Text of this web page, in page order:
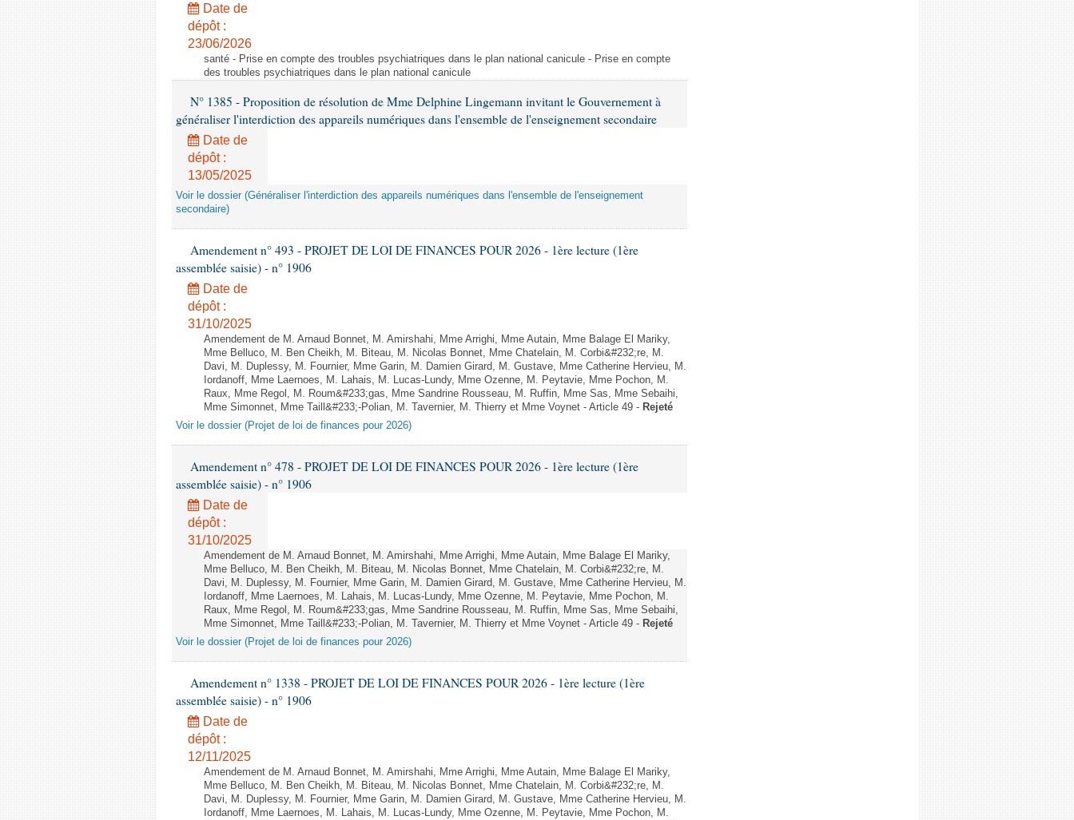
Date de
dépôt :
23/06/2026
santé - Prise en compte des troubles psychiatriques dans le plan national canicule - Prise en compte
des troubles psychiatriques dans le plan national canicule
N° 1385 - Proposition de résolution de Mme Delphine Lingemann invitant le Gouvernement à
généraliser l'interdiction des appareils numériques dans l'ensemble de l'enseignement secondaire
Date de
dépôt :
13/05/2025
Voir le dossier (Généraliser l'interdiction des appareils numériques dans l'ensemble de l'enseignement
secondaire)
Amendement n° 493 - PROJET DE LOI DE FINANCES POUR 2026 - 1ère lecture (1ère
assemblée saisie) - n° 1906
Date de
dépôt :
31/10/2025
Amendement de M. Arnaud Bonnet, M. Amirshahi, Mme Arrighi, Mme Autain, Mme Balage El Mariky,
Mme Belluco, M. Ben Cheikh, M. Biteau, M. Nicolas Bonnet, Mme Chatelain, M. Corbi&#232;re, M.
Davi, M. Duplessy, M. Fournier, Mme Garin, M. Damien Girard, M. Gustave, Mme Catherine Hervieu, M.
Iordanoff, Mme Laernoes, M. Lahais, M. Lucas-Lundy, Mme Ozenne, M. Peytavie, Mme Pochon, M.
Raux, Mme Regol, M. Roum&#233;gas, Mme Sandrine Rousseau, M. Ruffin, Mme Sas, Mme Sebaihi,
Mme Simonnet, Mme Taill&#233;-Polian, M. Tavernier, M. Thierry et Mme Voynet - Article 49 - Rejeté
Voir le dossier (Projet de loi de finances pour 2026)
Amendement n° 478 - PROJET DE LOI DE FINANCES POUR 2026 - 1ère lecture (1ère
assemblée saisie) - n° 1906
Date de
dépôt :
31/10/2025
Amendement de M. Arnaud Bonnet, M. Amirshahi, Mme Arrighi, Mme Autain, Mme Balage El Mariky,
Mme Belluco, M. Ben Cheikh, M. Biteau, M. Nicolas Bonnet, Mme Chatelain, M. Corbi&#232;re, M.
Davi, M. Duplessy, M. Fournier, Mme Garin, M. Damien Girard, M. Gustave, Mme Catherine Hervieu, M.
Iordanoff, Mme Laernoes, M. Lahais, M. Lucas-Lundy, Mme Ozenne, M. Peytavie, Mme Pochon, M.
Raux, Mme Regol, M. Roum&#233;gas, Mme Sandrine Rousseau, M. Ruffin, Mme Sas, Mme Sebaihi,
Mme Simonnet, Mme Taill&#233;-Polian, M. Tavernier, M. Thierry et Mme Voynet - Article 49 - Rejeté
Voir le dossier (Projet de loi de finances pour 2026)
Amendement n° 1338 - PROJET DE LOI DE FINANCES POUR 2026 - 1ère lecture (1ère
assemblée saisie) - n° 1906
Date de
dépôt :
12/11/2025
Amendement de M. Arnaud Bonnet, M. Amirshahi, Mme Arrighi, Mme Autain, Mme Balage El Mariky,
Mme Belluco, M. Ben Cheikh, M. Biteau, M. Nicolas Bonnet, Mme Chatelain, M. Corbi&#232;re, M.
Davi, M. Duplessy, M. Fournier, Mme Garin, M. Damien Girard, M. Gustave, Mme Catherine Hervieu, M.
Iordanoff, Mme Laernoes, M. Lahais, M. Lucas-Lundy, Mme Ozenne, M. Peytavie, Mme Pochon, M.